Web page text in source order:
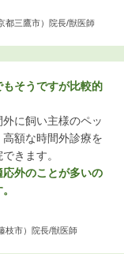
都三鷹市）院長/獣医師
そうですが比較的
に飼い主様のペッ
高額な時間外診療を
きます。
外のことが多いの
枝市）院長/獣医師